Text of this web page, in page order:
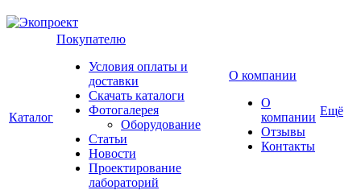
Каталог
Покупателю
Условия оплаты и
доставки
Скачать каталоги
Фотогалерея
Оборудование
Статьи
Новости
Проектирование
лабораторий
О компании
О
компании
Отзывы
Контакты
Ещё